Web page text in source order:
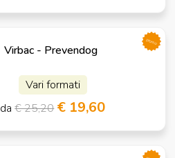
Virbac - Prevendog
Vari formati
da€ 25,20 € 19,60
promo